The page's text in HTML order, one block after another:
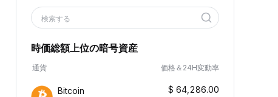
検索する
時価総額上位の暗号資産
通貨 価格＆24H変動率
Bitcoin $ 64,286.00